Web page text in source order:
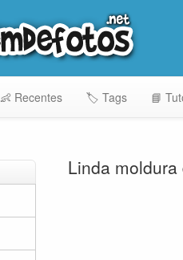
👶 Recentes 🏷️ Tags 📘
Linda